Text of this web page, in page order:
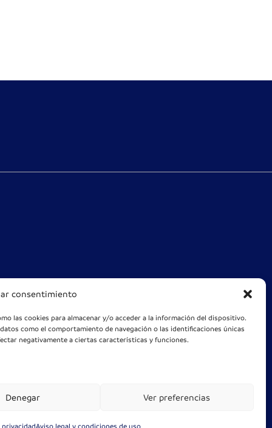
consentimiento
las cookies para almacenar y/o acceder a la información del dispositivo.
como el comportamiento de navegación o las identificaciones únicas
negativamente a ciertas características y funciones.
Denegar Ver preferencias